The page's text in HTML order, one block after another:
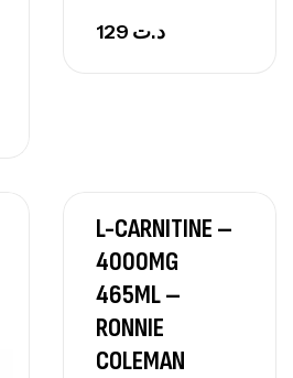
د.ت
L-CARNITINE –
4000MG
465ML –
RONNIE
COLEMAN